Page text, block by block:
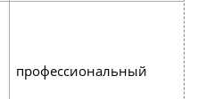
профессиональный